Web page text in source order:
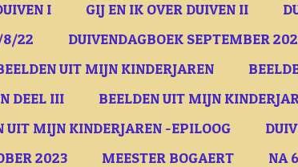
I GIJ EN IK OVER DUIVEN II
8/22 DUIVENDAGBOEK SEPTEMBER
UIT MIJN KINDERJAREN
DEEL III
BEELDEN UIT MIJN
UIT MIJN KINDERJAREN -EPILOOG
2023 MEESTER BOGAERT
NA